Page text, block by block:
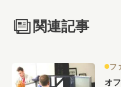
関連記事
フ
オ